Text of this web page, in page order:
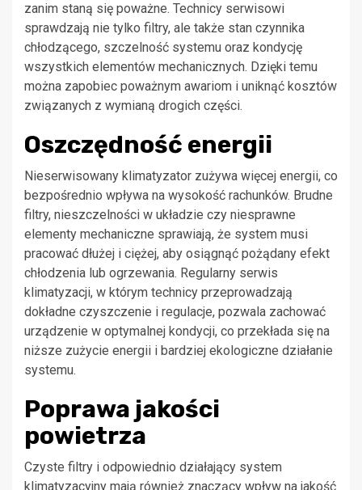
zanim staną się poważne. Technicy serwisowi
sprawdzają nie tylko filtry, ale także stan czynnika
chłodzącego, szczelność systemu oraz kondycję
wszystkich elementów mechanicznych. Dzięki temu
można zapobiec poważnym awariom i uniknąć kosztów
związanych z wymianą drogich części.
Oszczędność energii
Nieserwisowany klimatyzator zużywa więcej energii, co
bezpośrednio wpływa na wysokość rachunków. Brudne
filtry, nieszczelności w układzie czy niesprawne
elementy mechaniczne sprawiają, że system musi
pracować dłużej i ciężej, aby osiągnąć pożądany efekt
chłodzenia lub ogrzewania. Regularny serwis
klimatyzacji, w którym technicy przeprowadzają
dokładne czyszczenie i regulacje, pozwala zachować
urządzenie w optymalnej kondycji, co przekłada się na
niższe zużycie energii i bardziej ekologiczne działanie
systemu.
Poprawa jakości
powietrza
Czyste filtry i odpowiednio działający system
klimatyzacyjny mają również znaczący wpływ na jakość